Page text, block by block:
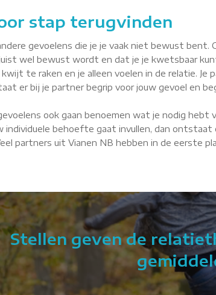
stap terugvinden
gevoelens die je je vaak niet bewust
wel bewust wordt en dat je je kwetsbaar
te raken en je alleen voelen in de relatie.
er bij je partner begrip voor jouw gevoel en
ook gaan benoemen wat je nodig
individuele behoefte gaat invullen, dan
partners uit Vianen NB hebben in de eerste
Stellen geven de